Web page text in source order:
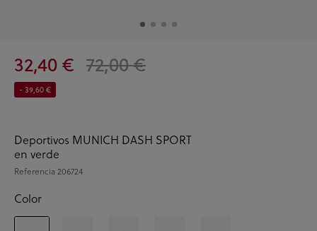
32,40 € 72,00 €
- 39,60 €
Deportivos MUNICH DASH SPORT
en verde
Referencia206724
Color